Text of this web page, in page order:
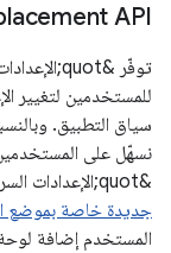
API
للمستخدمين لتغيير
سياق التطبيق.
نسهّل على
&quot;الإعدادات السريعة&quot;. باستخدام
جديدة خاصة بموضع
المستخدم إضافة